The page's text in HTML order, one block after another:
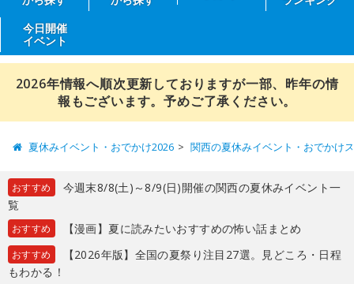
今日開催
イベント
2026年情報へ順次更新しておりますが一部、昨年の情
報もございます。予めご了承ください。
夏休みイベント・おでかけ2026 関西の夏休みイベント・おでかけ
おすすめ
今週末8/8(土)～8/9(日)開催の関西の夏休みイベント一
覧
おすすめ 【漫画】夏に読みたいおすすめの怖い話まとめ
おすすめ
【2026年版】全国の夏祭り注目27選。見どころ・日程
もわかる！